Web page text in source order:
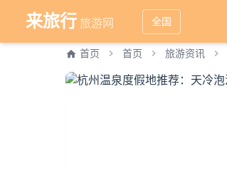
来旅行 旅游网 全国
首页 首页 旅游资讯